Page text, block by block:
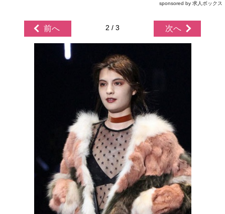
sponsored by 求人ボックス
前へ 2 / 3 次へ